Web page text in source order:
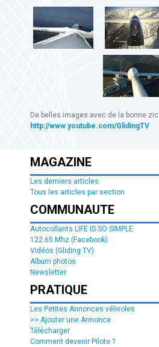
De belles images avec de la bonne
http://www.youtube.com/GlidingTV
MAGAZINE
Les derniers articles
Tous les articles par section
COMMUNAUTE
Autocollants LIFE IS SO SIMPLE
122.65 Mhz (Facebook)
Vidéos (Gliding TV)
Album photos
Newsletter
PRATIQUE
Les Petites Annonces vélivoles
>> Ajouter une Annonce
Télécharger
Comment devenir Pilote ?